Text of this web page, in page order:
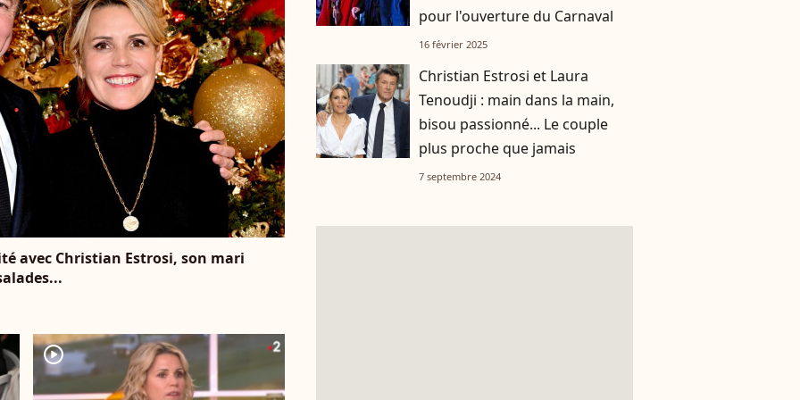
avec Christian Estrosi, son mari
player2
pour l'ouverture du Carnaval
16 février 2025
Christian Estrosi et Laura
Tenoudji : main dans la main,
bisou passionné... Le couple
plus proche que jamais
7 septembre 2024